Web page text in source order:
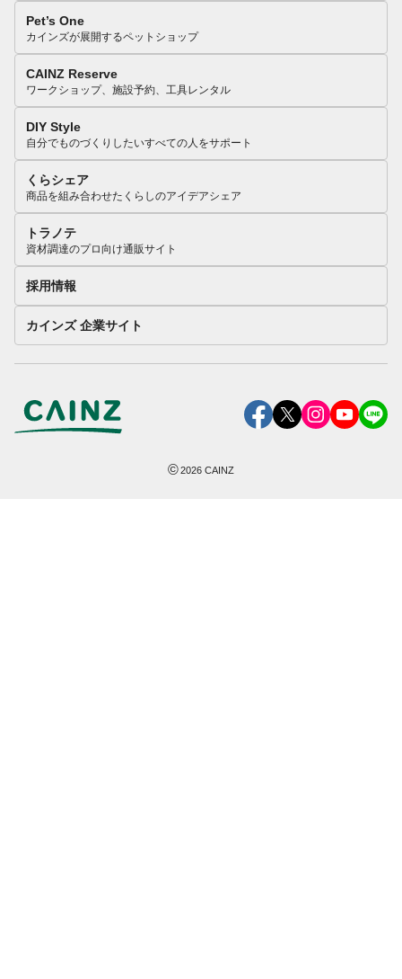
Pet’s One
カインズが展開するペットショップ
CAINZ Reserve
ワークショップ、施設予約、工具レンタル
DIY Style
自分でものづくりしたいすべての人をサポート
くらシェア
商品を組み合わせたくらしのアイデアシェア
トラノテ
資材調達のプロ向け通販サイト
採用情報
カインズ 企業サイト
©2026 CAINZ